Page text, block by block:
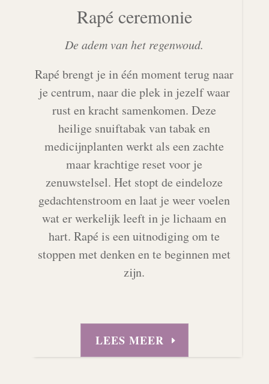
Rapé ceremonie
De adem van het regenwoud.
Rapé brengt je in één moment terug naar
je centrum, naar die plek in jezelf waar
rust en kracht samenkomen. Deze
heilige snuiftabak van tabak en
medicijnplanten werkt als een zachte
maar krachtige reset voor je
zenuwstelsel. Het stopt de eindeloze
gedachtenstroom en laat je weer voelen
wat er werkelijk leeft in je lichaam en
hart. Rapé is een uitnodiging om te
stoppen met denken en te beginnen met
zijn.
LEES MEER